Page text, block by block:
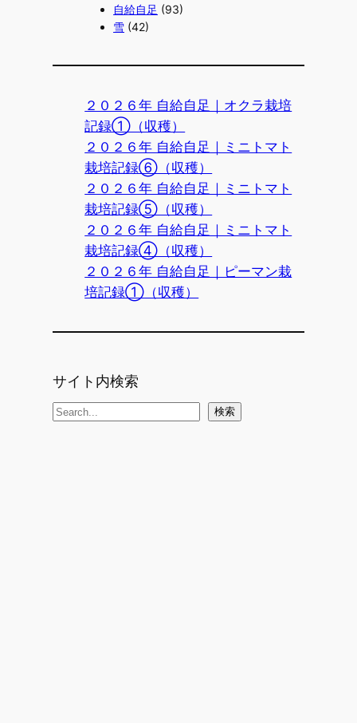
自給自足 (93)
雪 (42)
２０２６年 自給自足｜オクラ栽培
記録①（収穫）
２０２６年 自給自足｜ミニトマト
栽培記録⑥（収穫）
２０２６年 自給自足｜ミニトマト
栽培記録⑤（収穫）
２０２６年 自給自足｜ミニトマト
栽培記録④（収穫）
２０２６年 自給自足｜ピーマン栽
培記録①（収穫）
サイト内検索
検
検索